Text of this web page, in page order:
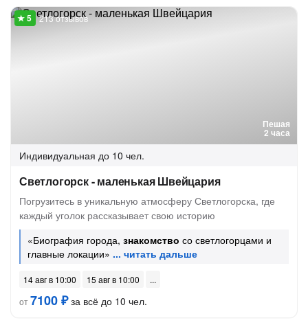
Пешая
2 часа
213 отзывов
Индивидуальная до 10 чел.
Светлогорск - маленькая Швейцария
Погрузитесь в уникальную атмосферу Светлогорска, где
каждый уголок рассказывает свою историю
«Биография города, знакомство со светлогорцами и
главные локации»
14 авг в 10:00
15 авг в 10:00
от7100 ₽за всё до 10 чел.